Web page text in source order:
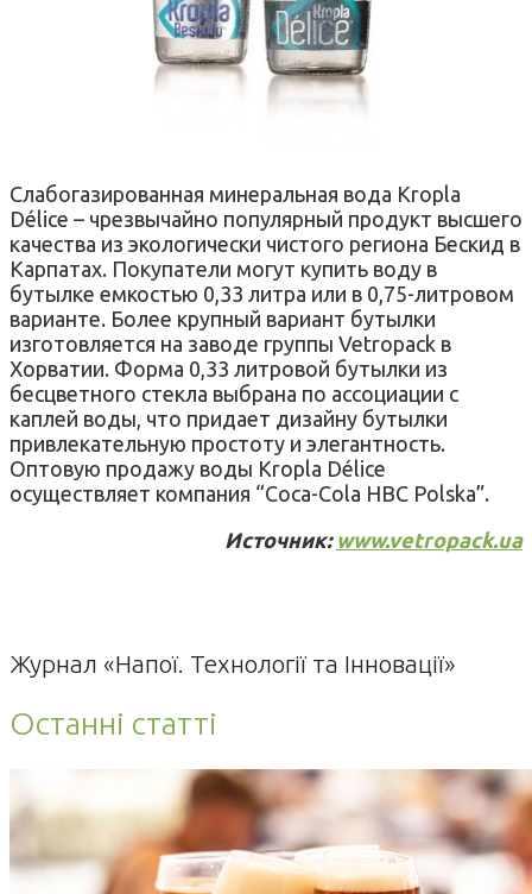
Слабогазированная минеральная вода Kropla
Délice – чрезвычайно популярный продукт высшего
качества из экологически чистого региона Бескид в
Карпатах. Покупатели могут купить воду в
бутылке емкостью 0,33 литра или в 0,75-литровом
варианте. Более крупный вариант бутылки
изготовляется на заводе группы Vetropack в
Хорватии. Форма 0,33 литровой бутылки из
бесцветного стекла выбрана по ассоциации с
каплей воды, что придает дизайну бутылки
привлекательную простоту и элегантность.
Оптовую продажу воды Kropla Délice
осуществляет компания “Coca-Cola HBC Polska”.
Источник: www.vetropack.ua
Журнал «Напої. Технології та Інновації»
Останні статті